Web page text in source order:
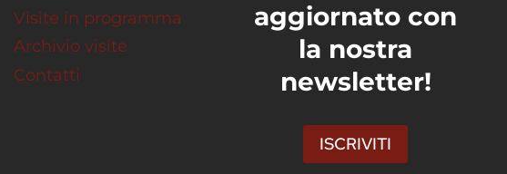
Visite in programma
Archivio visite
Contatti
aggiornato con
la nostra
newsletter!
ISCRIVITI